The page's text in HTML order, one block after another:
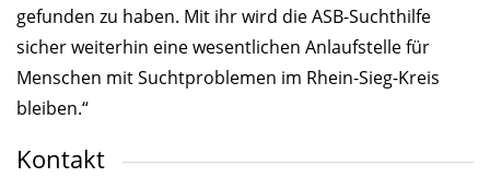
gefunden zu haben. Mit ihr wird die ASB-Suchthilfe
sicher weiterhin eine wesentlichen Anlaufstelle für
Menschen mit Suchtproblemen im Rhein-Sieg-Kreis
bleiben.“
Kontakt